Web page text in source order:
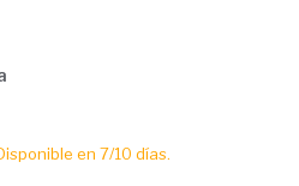
en 7/10 días.